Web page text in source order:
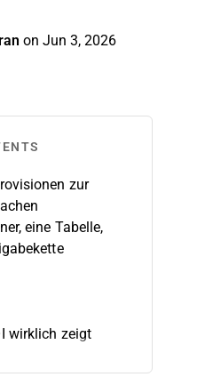
on Jun 3, 2026
zur
eine Tabelle,
wirklich zeigt